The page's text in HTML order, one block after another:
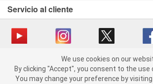
We use cookies on our website. By clicking
to the use of All the
Servicio al cliente
Copyright © 2008-2026 O’Reilly Auto Parts v
catalog_main
We use cookies on our
By clicking "Accept", you consent to the use
You may change your preference by